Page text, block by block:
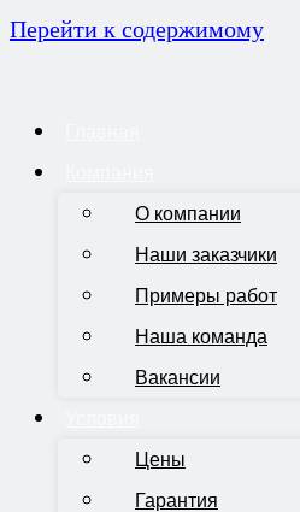
Перейти к содержимому
О компании
Наши заказчики
Примеры работ
Наша команда
Вакансии
Цены
Гарантия